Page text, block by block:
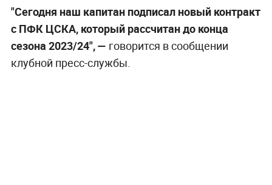
"Сегодня наш капитан подписал новый контракт
с ПФК ЦСКА, который рассчитан до конца
сезона 2023/24", — говорится в сообщении
клубной пресс-службы.